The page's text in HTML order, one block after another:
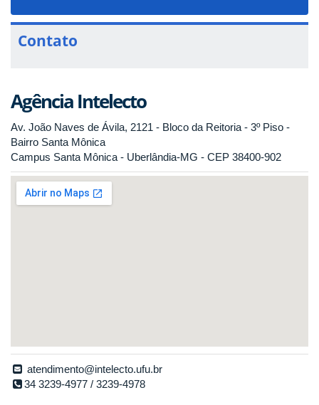
Contato
Agência Intelecto
Av. João Naves de Ávila, 2121 - Bloco da Reitoria - 3º Piso -
Bairro Santa Mônica
Campus Santa Mônica - Uberlândia-MG - CEP 38400-902
atendimento@intelecto.ufu.br
34 3239-4977 / 3239-4978